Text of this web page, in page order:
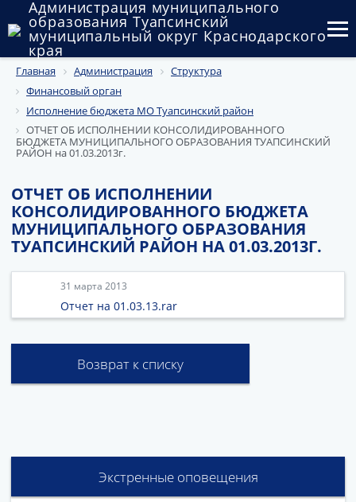
Администрация муниципального
образования Туапсинский
муниципальный округ Краснодарского
края
Округ
Администрация
Муниципальные закупки
Муниципальное имущество
Публичные слушания и общественные обсуждения
Документы
Главная Администрация
Структура
Финансовый орган
Исполнение бюджета МО Туапсинский район
ОТЧЕТ ОБ ИСПОЛНЕНИИ КОНСОЛИДИРОВАННОГО
БЮДЖЕТА МУНИЦИПАЛЬНОГО ОБРАЗОВАНИЯ ТУАПСИНСКИЙ
РАЙОН на 01.03.2013г.
ОТЧЕТ ОБ ИСПОЛНЕНИИ
КОНСОЛИДИРОВАННОГО БЮДЖЕТА
МУНИЦИПАЛЬНОГО ОБРАЗОВАНИЯ
ТУАПСИНСКИЙ РАЙОН НА 01.03.2013Г.
31 марта 2013
Отчет на 01.03.13.rar
Возврат к списку
Экстренные оповещения